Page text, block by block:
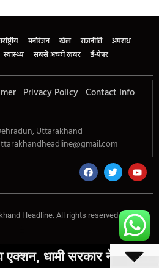
मनोरंजन खेल राजनीति
अपराध
स्वास्थ्य सबसे अच्छी खबर ई-पेपर
Privacy Policy Contact Info
Uttarakhand
Headline. All rights reserved.
ने पूरे प्रदेश में लगाया प्रतिबंध